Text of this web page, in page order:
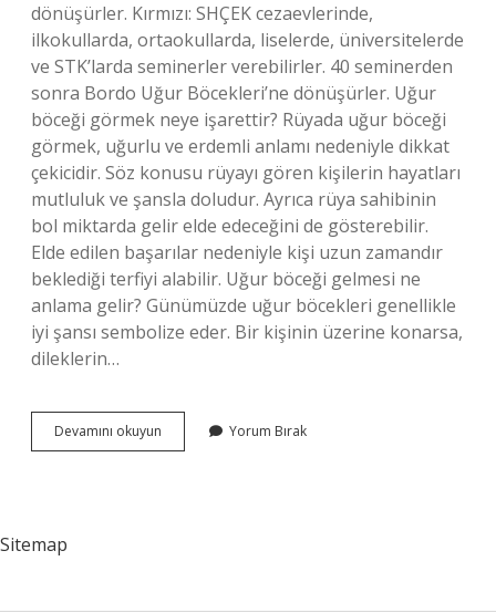
dönüşürler. Kırmızı: SHÇEK cezaevlerinde,
ilkokullarda, ortaokullarda, liselerde, üniversitelerde
ve STK’larda seminerler verebilirler. 40 seminerden
sonra Bordo Uğur Böcekleri’ne dönüşürler. Uğur
böceği görmek neye işarettir? Rüyada uğur böceği
görmek, uğurlu ve erdemli anlamı nedeniyle dikkat
çekicidir. Söz konusu rüyayı gören kişilerin hayatları
mutluluk ve şansla doludur. Ayrıca rüya sahibinin
bol miktarda gelir elde edeceğini de gösterebilir.
Elde edilen başarılar nedeniyle kişi uzun zamandır
beklediği terfiyi alabilir. Uğur böceği gelmesi ne
anlama gelir? Günümüzde uğur böcekleri genellikle
iyi şansı sembolize eder. Bir kişinin üzerine konarsa,
dileklerin…
Devamını okuyun
Uğur
Yorum Bırak
Sitemap